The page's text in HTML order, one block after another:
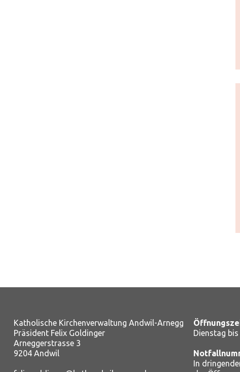
Katholische Kirchenverwaltung Andwil-Arnegg
Präsident Felix Goldinger
Arneggerstrasse 3
9204 Andwil
Dienstag
In